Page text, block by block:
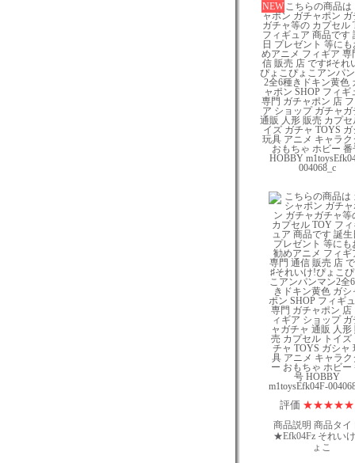
NEW こちらの商品は
ャポン ガチャポン ガ
ガチャ等の カプセル
フィギュア 商品です
日 プレゼント 等にも
めアニメ フィギア 専
信 販売 店 です♯それ
ぴょこぴょこアンパ
2全6種きドキン黄色
ャポン SHOP フィギ
専門 ガチャポン 店
ア ショップ ガチャガ
通販 人形 販売 カプセ
イズ ガチャ TOYS ガ
玩具 アニメ キャラク
おもちゃ ホビー 番
HOBBY
004068_c
評価 ★★★★★
商品説明 商品タイ
★Efk04Fz それい
ょこ